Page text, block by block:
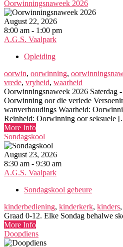
Oorwinningsnaweek 2026
August 22, 2026
8:00 am - 1:00 pm
A.G.S. Vaalpark
Opleiding
oorwin, oorwinning,
vrede, vryheid, waarheid
Oorwinningsnaweek 2026 Saterdag
Oorwinning oor die verlede
wanverhoudings Waarheid:
Reinheid: Oorwinning oor seksuele
More Info
Sondagskool
August 23, 2026
8:30 am - 9:30 am
A.G.S. Vaalpark
Sondagskool gebeure
kinderbediening, kinderkerk, kinders,
Graad 0-12. Elke Sondag behalwe
More Info
Doopdiens